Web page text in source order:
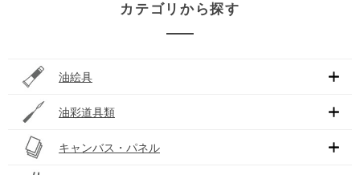
カテゴリから探す
油絵具
油彩道具類
キャンバス・パネル